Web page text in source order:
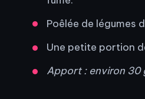
Poêlée de légumes
Une petite portion
Apport : environ 30